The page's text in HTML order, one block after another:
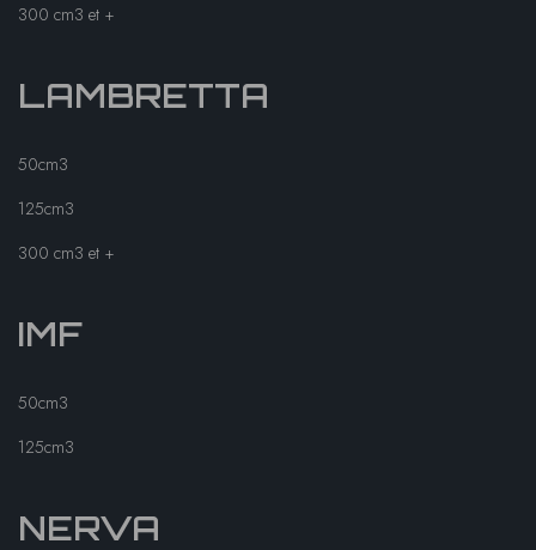
300 cm3 et +
LAMBRETTA
50cm3
125cm3
300 cm3 et +
IMF
50cm3
125cm3
NERVA